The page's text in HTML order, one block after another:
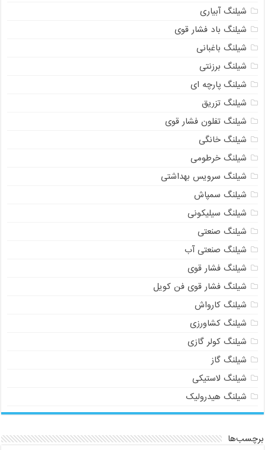
شیلنگ آبیاری
شیلنگ باد فشار قوی
شیلنگ باغبانی
شیلنگ برزنتی
شیلنگ پارچه‌ ای
شیلنگ تزریق
شیلنگ تفلون فشار قوی
شیلنگ خانگی
شیلنگ خرطومی
شیلنگ سرویس بهداشتی
شیلنگ سمپاش
شیلنگ سیلیکونی
شیلنگ صنعتی
شیلنگ صنعتی آب
شیلنگ فشار قوی
شیلنگ فشار قوی فن کویل
شیلنگ کارواش
شیلنگ کشاورزی
شیلنگ کولر گازی
شیلنگ گاز
شیلنگ لاستیکی
شیلنگ هیدرولیک
برچسب‌ها